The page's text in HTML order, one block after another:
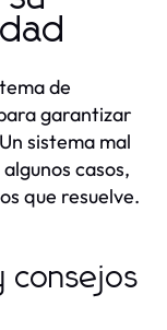
de
garantizar
sistema mal
casos,
que resuelve.
consejos